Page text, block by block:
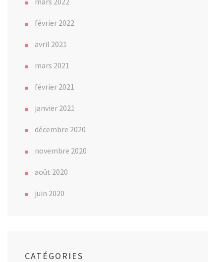
février 2022
avril 2021
mars 2021
février 2021
janvier 2021
décembre 2020
novembre 2020
août 2020
juin 2020
CATÉGORIES